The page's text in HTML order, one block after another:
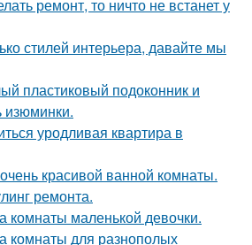
ремонт, то ничто не встанет у
стилей интерьера, давайте мы
пластиковый подоконник и
изюминки.
уродливая квартира в
красивой ванной комнаты.
ремонта.
комнаты маленькой девочки.
комнаты для разнополых